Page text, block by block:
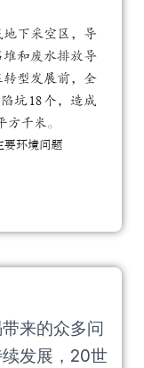
来的众多问
发展，20世